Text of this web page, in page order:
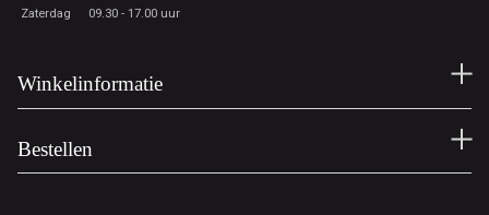
Zaterdag
09.30 - 17.00 uur
Winkelinformatie
Bestellen